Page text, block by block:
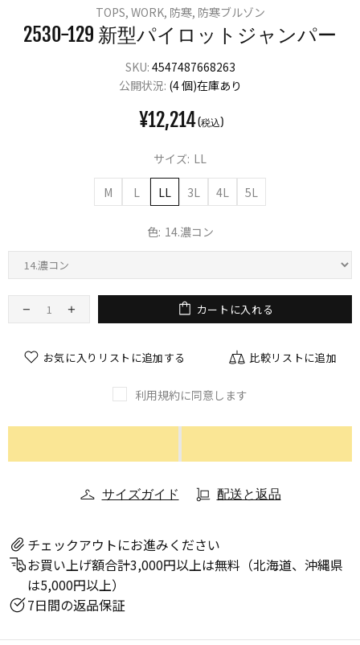
TOPS, WORK, 防寒, 防寒ブルゾン
2530-129 新型パイロットジャンパー
SKU: 4547487668263
公開状況: (4 個)在庫あり
¥12,214
サイズ: LL
M L LL 3L 4L 5L
色: 14.濃コン
カートに入れる
お気に入りリストに追加する 比較リストに追加
利用規約に同意します
サイズガイド 配送と返品
チェックアウトにお進みください
お買い上げ額合計3,000円以上は無料（北海道、沖縄県
は5,000円以上）
7日間の返品保証